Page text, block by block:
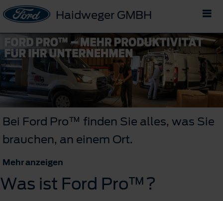
Haidweger GMBH
Bei Ford Pro™ finden Sie alles, was Sie
brauchen, an einem Ort.
Mehr anzeigen
Was ist Ford Pro™?